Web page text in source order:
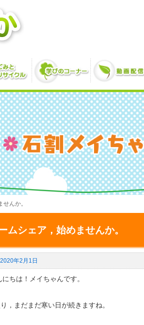
んか。
ムシェア，始めませんか。
2020年2月1日
にちは！メイちゃんです。
，まだまだ寒い日が続きますね。